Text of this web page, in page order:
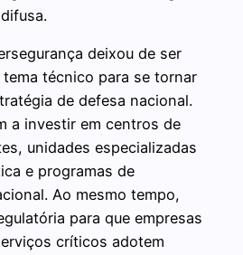
deixou de ser
técnico para se tornar
de defesa nacional.
a investir em centros de
unidades especializadas
e programas de
Ao mesmo tempo,
para que empresas
críticos adotem